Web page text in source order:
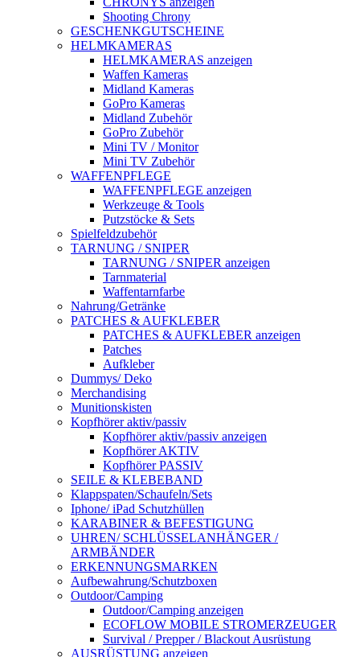
Shooting Chrony
GESCHENKGUTSCHEINE
HELMKAMERAS
HELMKAMERAS anzeigen
Waffen Kameras
Midland Kameras
GoPro Kameras
Midland Zubehör
GoPro Zubehör
Mini TV / Monitor
Mini TV Zubehör
WAFFENPFLEGE
WAFFENPFLEGE anzeigen
Werkzeuge & Tools
Putzstöcke & Sets
Spielfeldzubehör
TARNUNG / SNIPER
TARNUNG / SNIPER anzeigen
Tarnmaterial
Waffentarnfarbe
Nahrung/Getränke
PATCHES & AUFKLEBER
PATCHES & AUFKLEBER anzeigen
Patches
Aufkleber
Dummys/ Deko
Merchandising
Munitionskisten
Kopfhörer aktiv/passiv
Kopfhörer aktiv/passiv anzeigen
Kopfhörer AKTIV
Kopfhörer PASSIV
SEILE & KLEBEBAND
Klappspaten/Schaufeln/Sets
Iphone/ iPad Schutzhüllen
KARABINER & BEFESTIGUNG
UHREN/ SCHLÜSSELANHÄNGER /
ARMBÄNDER
ERKENNUNGSMARKEN
Aufbewahrung/Schutzboxen
Outdoor/Camping
Outdoor/Camping anzeigen
ECOFLOW MOBILE STROMERZEUGER
Survival / Prepper / Blackout Ausrüstung
AUSRÜSTUNG anzeigen